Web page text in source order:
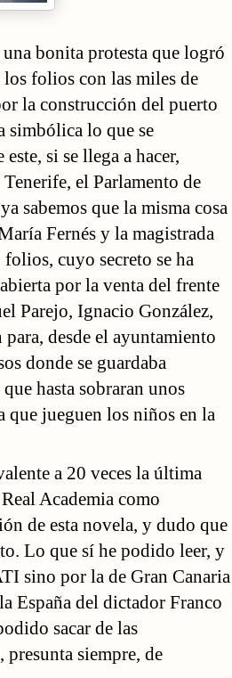
bonita protesta que logró
los folios con las miles de
la construcción del puerto
simbólica lo que se
si se llega a hacer,
el Parlamento de
sabemos que la misma cosa
Fernés y la magistrada
cuyo secreto se ha
por la venta del frente
Parejo, Ignacio González,
desde el ayuntamiento
donde se guardaba
hasta sobraran unos
que jueguen los niños en la
a 20 veces la última
Academia como
de esta novela, y dudo que
Lo que sí he podido leer, y
sino por la de Gran Canaria
España del dictador Franco
sacar de las
presunta siempre, de